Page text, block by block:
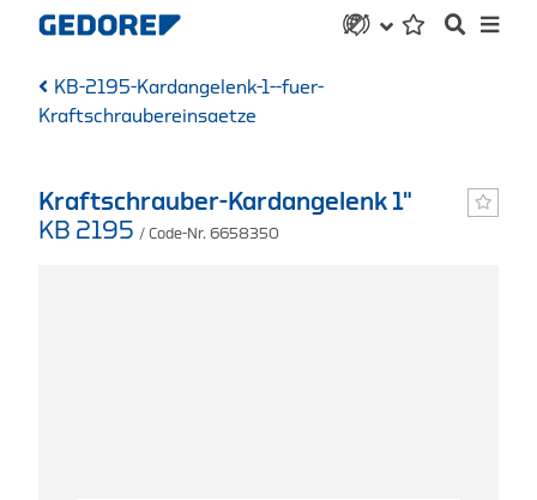
KB-2195-Kardangelenk-1--fuer-
Kraftschraubereinsaetze
Kraftschrauber-Kardangelenk 1"
KB 2195 / Code-Nr. 6658350